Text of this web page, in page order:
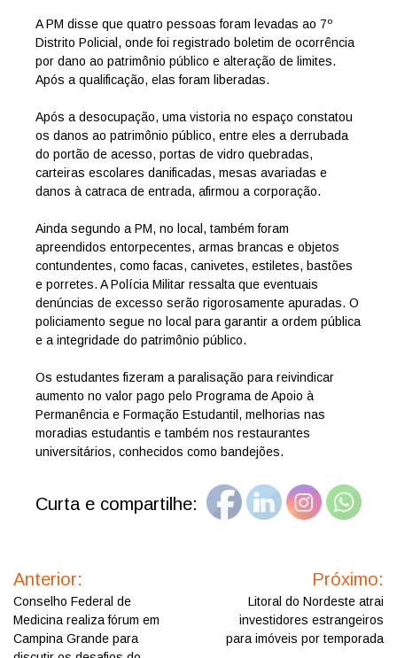
A PM disse que quatro pessoas foram levadas ao 7º
Distrito Policial, onde foi registrado boletim de ocorrência
por dano ao patrimônio público e alteração de limites.
Após a qualificação, elas foram liberadas.
Após a desocupação, uma vistoria no espaço constatou
os danos ao patrimônio público, entre eles a derrubada
do portão de acesso, portas de vidro quebradas,
carteiras escolares danificadas, mesas avariadas e
danos à catraca de entrada, afirmou a corporação.
Ainda segundo a PM, no local, também foram
apreendidos entorpecentes, armas brancas e objetos
contundentes, como facas, canivetes, estiletes, bastões
e porretes. A Polícia Militar ressalta que eventuais
denúncias de excesso serão rigorosamente apuradas. O
policiamento segue no local para garantir a ordem pública
e a integridade do patrimônio público.
Os estudantes fizeram a paralisação para reivindicar
aumento no valor pago pelo Programa de Apoio à
Permanência e Formação Estudantil, melhorias nas
moradias estudantis e também nos restaurantes
universitários, conhecidos como bandejões.
Curta e compartilhe:
de
Anterior:
Conselho Federal de
Medicina realiza fórum em
Campina Grande para
Próximo:
Litoral do Nordeste atrai
investidores estrangeiros
para imóveis por temporada